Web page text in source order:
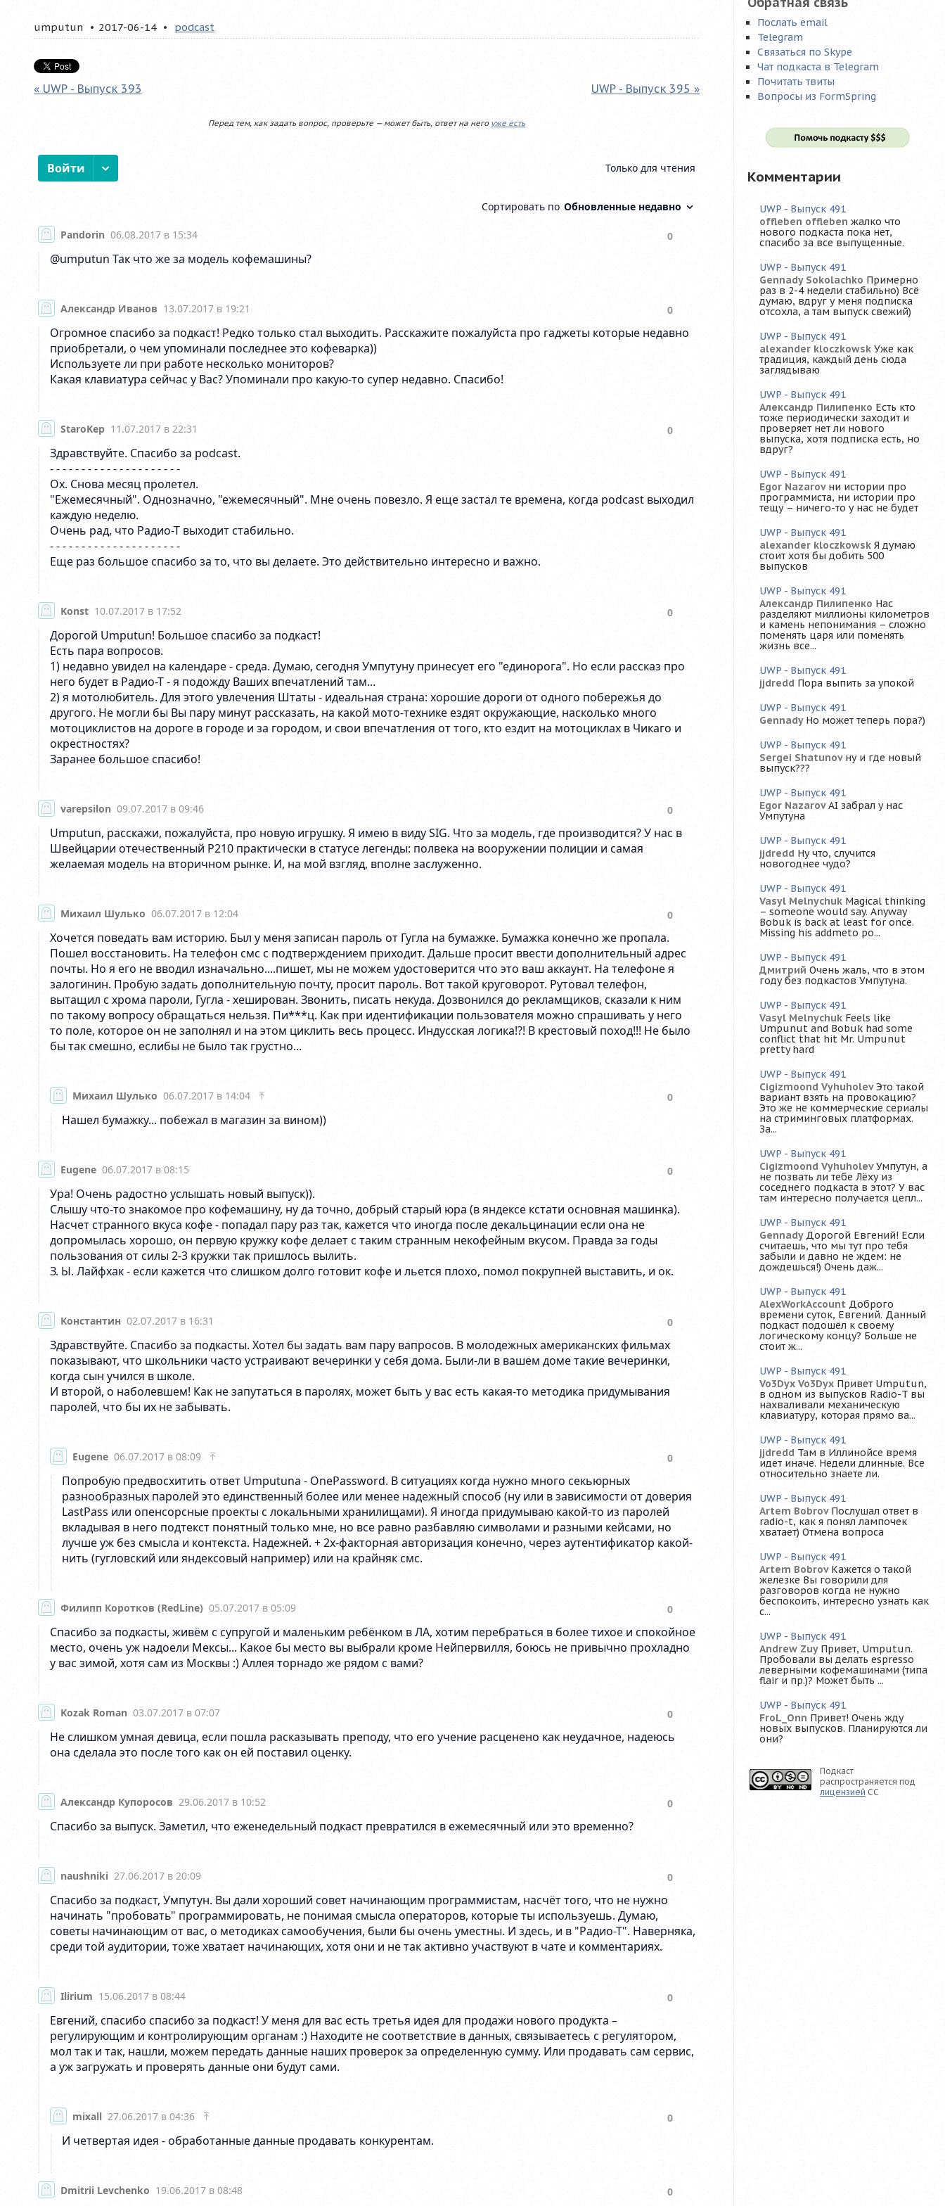
umputun 2017-06-14 podcast
« UWP - Выпуск 393 UWP - Выпуск 395 »
Перед тем, как задать вопрос, проверьте — может быть, ответ на него уже есть
Послать email
Telegram
Связаться по Skype
Чат подкаста в Telegram
Почитать твиты
Вопросы из FormSpring
Комментарии
UWP - Выпуск 491
offleben offleben жалко что
нового подкаста пока нет,
спасибо за все выпущенные.
UWP - Выпуск 491
Gennady Sokolachko Примерно
раз в 2-4 недели стабильно) Всё
думаю, вдруг у меня подписка
отсохла, а там выпуск свежий)
UWP - Выпуск 491
alexander kloczkowsk Уже как
традиция, каждый день сюда
заглядываю
UWP - Выпуск 491
Александр Пилипенко Есть кто
тоже периодически заходит и
проверяет нет ли нового
выпуска, хотя подписка есть, но
вдруг?
UWP - Выпуск 491
Egor Nazarov ни истории про
программиста, ни истории про
тещу – ничего-то у нас не будет
UWP - Выпуск 491
alexander kloczkowsk Я думаю
стоит хотя бы добить 500
выпусков
UWP - Выпуск 491
Александр Пилипенко Нас
разделяют миллионы километров
и камень непонимания – сложно
поменять царя или поменять
жизнь все...
UWP - Выпуск 491
jjdredd Пора выпить за упокой
UWP - Выпуск 491
Gennady Но может теперь пора?)
UWP - Выпуск 491
Sergei Shatunov ну и где новый
выпуск???
UWP - Выпуск 491
Egor Nazarov AI забрал у нас
Умпутуна
UWP - Выпуск 491
jjdredd Ну что, случится
новогоднее чудо?
UWP - Выпуск 491
Vasyl Melnychuk Magical thinking
– someone would say. Anyway
Bobuk is back at least for once.
Missing his addmeto po...
UWP - Выпуск 491
Дмитрий Очень жаль, что в этом
году без подкастов Умпутуна.
UWP - Выпуск 491
Vasyl Melnychuk Feels like
Umpunut and Bobuk had some
conflict that hit Mr. Umpunut
pretty hard
UWP - Выпуск 491
Cigizmoond Vyhuholev Это такой
вариант взять на провокацию?
Это же не коммерческие сериалы
на стриминговых платформах.
За...
UWP - Выпуск 491
Cigizmoond Vyhuholev Умпутун, а
не позвать ли тебе Лёху из
соседнего подкаста в этот? У вас
там интересно получается цепл...
UWP - Выпуск 491
Gennady Дорогой Евгений! Если
считаешь, что мы тут про тебя
забыли и давно не ждем: не
дождешься!) Очень даж...
UWP - Выпуск 491
AlexWorkAccount Доброго
времени суток, Евгений. Данный
подкаст подошёл к своему
логическому концу? Больше не
стоит ж...
UWP - Выпуск 491
Vo3Dyx Vo3Dyx Привет Umputun,
в одном из выпусков Radio-T вы
нахваливали механическую
клавиатуру, которая прямо ва...
UWP - Выпуск 491
jjdredd Там в Иллинойсе время
идет иначе. Недели длинные. Все
относительно знаете ли.
UWP - Выпуск 491
Artem Bobrov Послушал ответ в
radio-t, как я понял лампочек
хватает) Отмена вопроса
UWP - Выпуск 491
Artem Bobrov Кажется о такой
железке Вы говорили для
разговоров когда не нужно
беспокоить, интересно узнать как
с...
UWP - Выпуск 491
Andrew Zuy Привет, Umputun.
Пробовали вы делать espresso
леверными кофемашинами (типа
flair и пр.)? Может быть ...
UWP - Выпуск 491
FroL_Onn Привет! Очень жду
новых выпусков. Планируются ли
они?
Подкаст
распространяется под
лицензией CC